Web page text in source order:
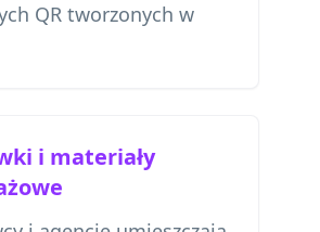
QR tworzonych w
i materiały